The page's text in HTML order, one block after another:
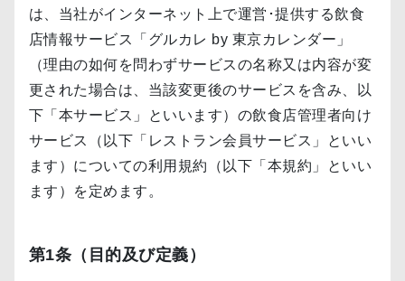
は、当社がインターネット上で運営･提供する飲食
店情報サービス「グルカレ by 東京カレンダー」
（理由の如何を問わずサービスの名称又は内容が変
更された場合は、当該変更後のサービスを含み、以
下「本サービス」といいます）の飲食店管理者向け
サービス（以下「レストラン会員サービス」といい
ます）についての利用規約（以下「本規約」といい
ます）を定めます。
第1条（目的及び定義）